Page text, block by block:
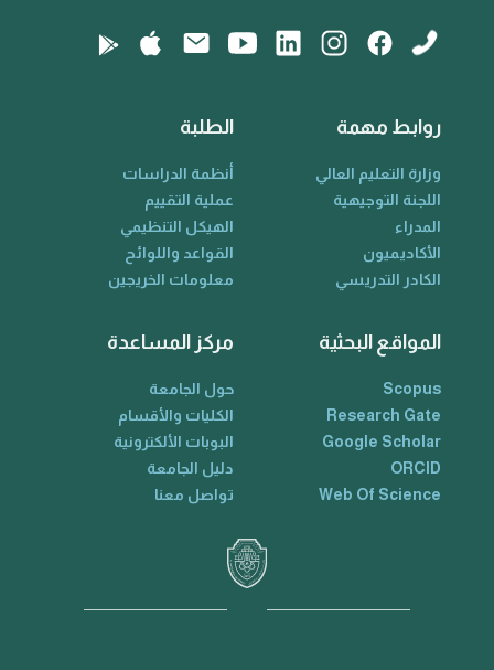
روابط مهمة
وزارة التعليم العالي
اللجنة التوجيهية
المدراء
الأكاديميون
الكادر التدريسي
الطلبة
أنظمة الدراسات
عملية التقييم
الهيكل التنظيمي
القواعد واللوائح
معلومات الخريجين
المواقع البحثية
Scopus
Research Gate
Google Scholar
ORCID
Web Of Science
مركز المساعدة
حول الجامعة
الكليات والأقسام
البوبات الألكترونية
دليل الجامعة
تواصل معنا